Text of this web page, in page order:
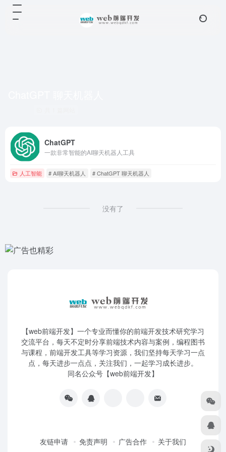
ChatGPT
一款非常智能的AI聊天机器人工具
人工智能 # AI聊天机器人 # ChatGPT 聊天机器人
没有了
【web前端开发】一个专业而懂你的前端开发技术研究学习
交流平台，每天不定时分享前端技术内容与案例，编程图书
与课程，前端开发工具等学习资源，我们坚持每天学习一点
点，每天进步一点点，关注我们，一起学习成长进步。
同名公众号【web前端开发】
友链申请 免责声明 广告合作 关于我们